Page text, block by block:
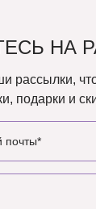
НА
рассылки,
подарки и